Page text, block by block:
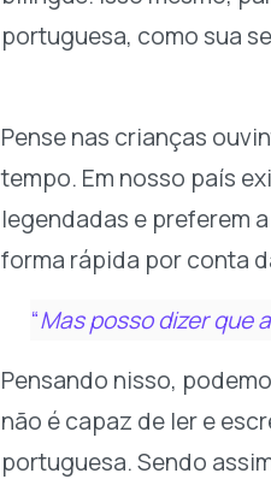
portuguesa, como sua
Pense nas crianças
tempo. Em nosso país
legendadas e preferem
forma rápida por conta
“Mas posso dizer que
Pensando nisso,
não é capaz de ler e
portuguesa. Sendo